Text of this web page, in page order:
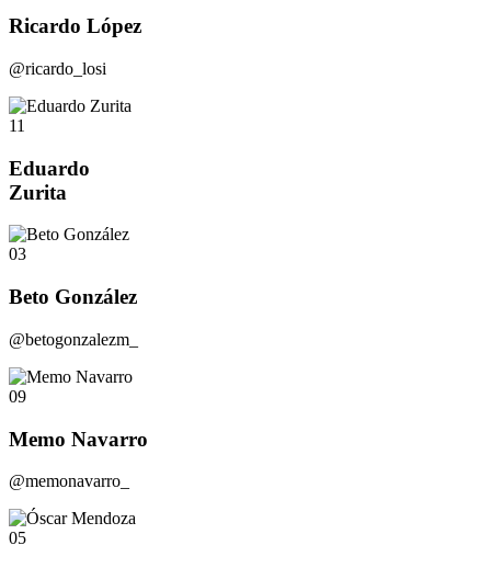
Ricardo López
@ricardo_losi
11
Eduardo
Zurita
03
Beto González
@betogonzalezm_
09
Memo Navarro
@memonavarro_
05